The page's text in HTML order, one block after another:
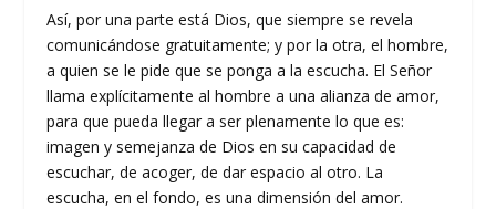
Así, por una parte está Dios, que siempre se revela
comunicándose gratuitamente; y por la otra, el hombre,
a quien se le pide que se ponga a la escucha. El Señor
llama explícitamente al hombre a una alianza de amor,
para que pueda llegar a ser plenamente lo que es:
imagen y semejanza de Dios en su capacidad de
escuchar, de acoger, de dar espacio al otro. La
escucha, en el fondo, es una dimensión del amor.